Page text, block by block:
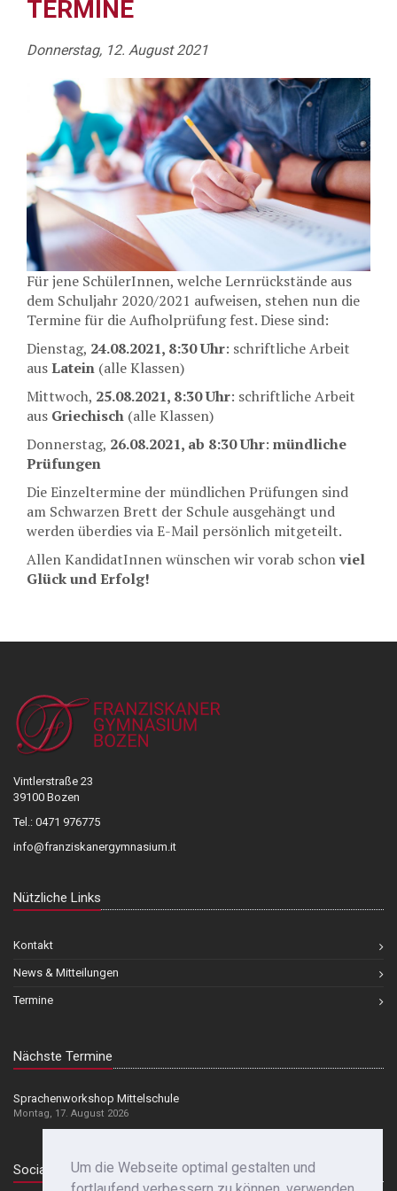
Um die Webseite optimal gestalten und
TERMINE
Donnerstag, 12. August 2021
Für jene SchülerInnen, welche Lernrückstände aus
dem Schuljahr 2020/2021 aufweisen, stehen nun die
Termine für die Aufholprüfung fest. Diese sind:
Dienstag, 24.08.2021, 8:30 Uhr: schriftliche Arbeit
ausLatein (alle Klassen)
Mittwoch, 25.08.2021, 8:30 Uhr: schriftliche Arbeit
aus Griechisch (alle Klassen)
Donnerstag, 26.08.2021, ab 8:30 Uhr: mündliche
Prüfungen
Die Einzeltermine der mündlichen Prüfungen sind
am Schwarzen Brett der Schule ausgehängt und
werden überdies via E-Mail persönlich mitgeteilt.
Allen KandidatInnen wünschen wir vorab schonviel
Glück und Erfolg!
Vintlerstraße 23
39100 Bozen
Tel.: 0471 976775
info@franziskanergymnasium.it
Nützliche Links
Kontakt
News & Mitteilungen
Termine
Nächste Termine
Sprachenworkshop Mittelschule
Montag, 17. August 2026
Social Media